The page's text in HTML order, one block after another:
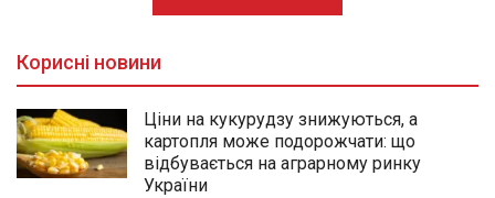
Корисні новини
Ціни на кукурудзу знижуються, а
картопля може подорожчати: що
відбувається на аграрному ринку
України